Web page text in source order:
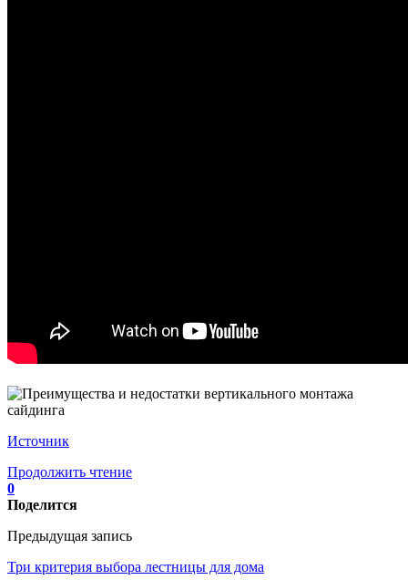
Источник
Продолжить чтение
0
Поделится
Предыдущая запись
Три критерия выбора лестницы для дома